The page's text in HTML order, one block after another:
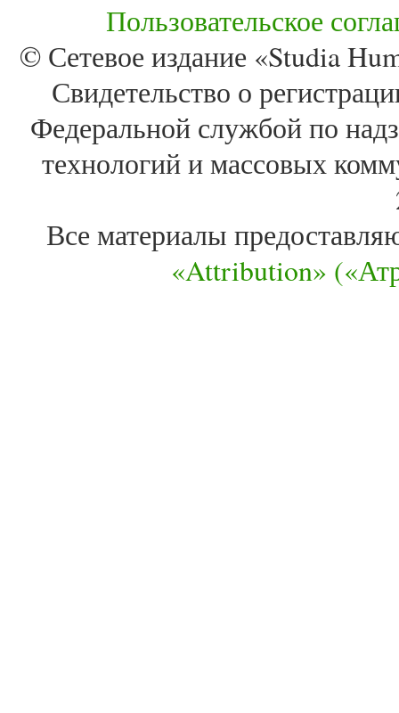
Пользовательское
© Сетевое издание «Studia
Свидетельство о
Федеральной службой по
технологий и массовых
Все материалы
«Attribution»